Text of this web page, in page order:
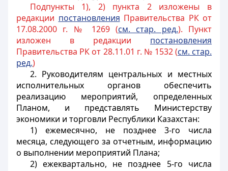
Подпункты 1), 2) пункта 2 изложены в
редакции постановления Правительства РК от
17.08.2000 г. № 1269 (см. стар. ред.). Пункт
изложен в редакции постановления
Правительства РК от 28.11.01 г. № 1532 (см. стар.
ред.)
2. Руководителям центральных и местных
исполнительных органов обеспечить
реализацию мероприятий, определенных
Планом, и представлять Министерству
экономики и торговли Республики Казахстан:
1) ежемесячно, не позднее 3-го числа
месяца, следующего за отчетным, информацию
о выполнении мероприятий Плана;
2) ежеквартально, не позднее 5-го числа